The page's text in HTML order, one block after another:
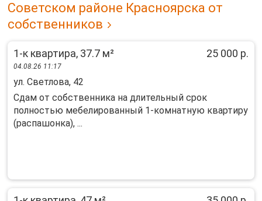
Советском районе Красноярска от
собственников
1-к квартира, 37.7 м² 25 000 р.
04.08.26 11:17
ул. Светлова, 42
Сдам от собственника на длительный срок
полностью мебелированный 1-комнатную квартиру
(распашонка), ...